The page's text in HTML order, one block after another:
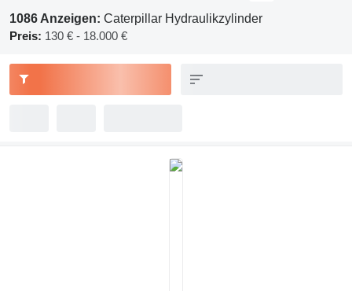
1086 Anzeigen: Caterpillar Hydraulikzylinder
Preis: 130 € - 18.000 €